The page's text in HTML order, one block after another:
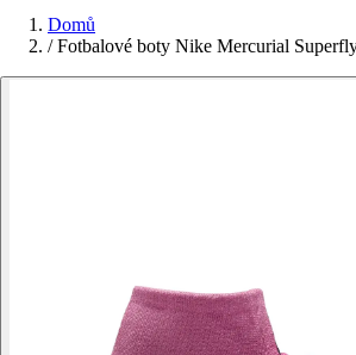
Domů
/ Fotbalové boty Nike Mercurial